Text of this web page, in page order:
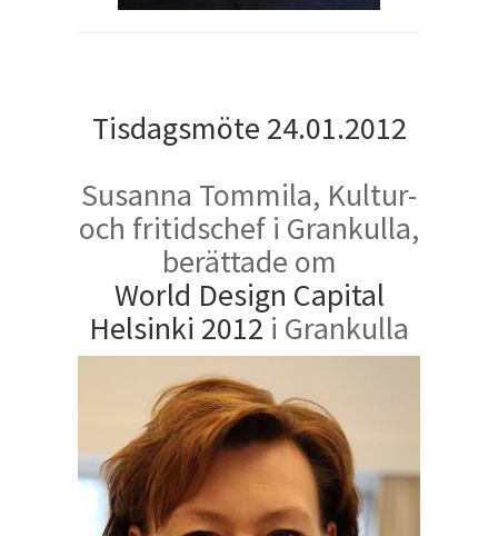
Tisdagsmöte 24.01.2012
Susanna Tommila, Kultur-
och fritidschef i Grankulla,
berättade om
World Design Capital
Helsinki 2012 i Grankulla